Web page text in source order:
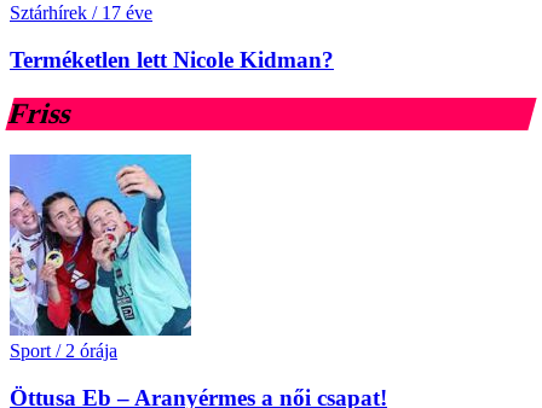
Sztárhírek / 17 éve
Terméketlen lett Nicole Kidman?
Friss
Sport / 2 órája
Öttusa Eb – Aranyérmes a női csapat!